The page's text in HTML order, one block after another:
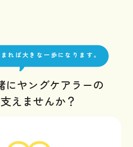
れば大きな一歩になります。
にヤングケアラーの
えませんか？